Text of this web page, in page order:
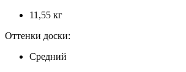
11,55 кг
Оттенки доски:
Средний